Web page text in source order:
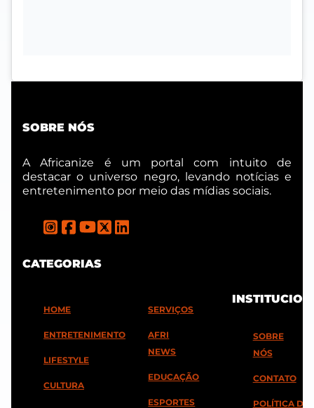
SOBRE NÓS
A Africanize é um portal com intuito de
destacar o universo negro, levando notícias e
entretenimento por meio das mídias sociais.
CATEGORIAS
HOME
ENTRETENIMENTO
LIFESTYLE
CULTURA
SERVIÇOS
AFRI
NEWS
EDUCAÇÃO
ESPORTES
SOBRE
NÓS
CONTATO
POLÍTICA DE